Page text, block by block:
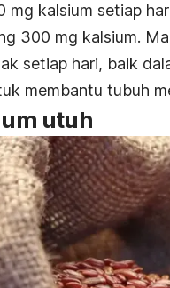
mg kalsium setiap
300 mg kalsium.
setiap hari, baik
membantu tubuh
utuh